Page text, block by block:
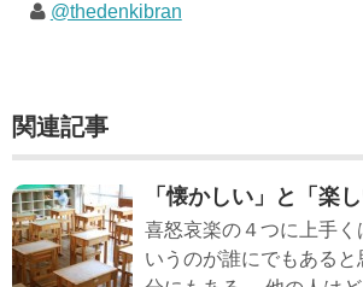
@thedenkibran
関連記事
「懐かしい」と「楽
喜怒哀楽の４つに上手く
いうのが誰にでもあると